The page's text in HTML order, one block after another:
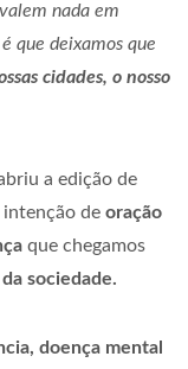
nada em
que deixamos que
cidades, o nosso
a edição de
intenção de oração
que chegamos
sociedade.
doença mental